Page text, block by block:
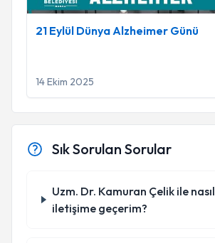
21 Eylül Dünya Alzheimer Günü
14 Ekim 2025
Sık Sorulan Sorular
Uzm. Dr. Kamuran Çelik ile nasıl
iletişime geçerim?